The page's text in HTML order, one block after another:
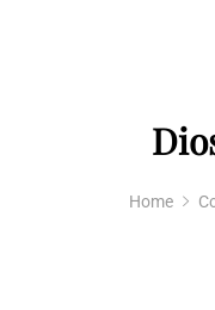
Home
AROS Y COLLARES
COLGANTES